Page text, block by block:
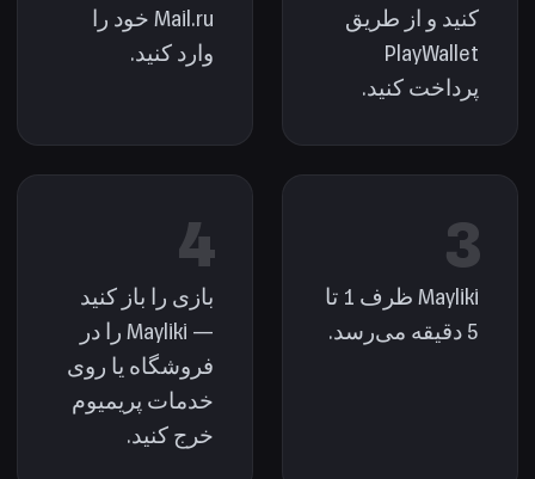
کنید و از طریق
PlayWallet
پرداخت کنید.
Mail.ru خود را
وارد کنید.
3
Mayliki ظرف 1 تا
5 دقیقه می‌رسد.
4
بازی را باز کنید
— Mayliki را در
فروشگاه یا روی
خدمات پریمیوم
خرج کنید.